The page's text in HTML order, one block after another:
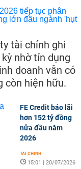
tài chính ghi
nhờ tín dụng
doanh vẫn có
còn hiện hữu.
FE Credit báo lãi
hơn 152 tỷ đồng
nửa đầu năm
2026
TÀI CHÍNH -
15:01 | 20/07/2026